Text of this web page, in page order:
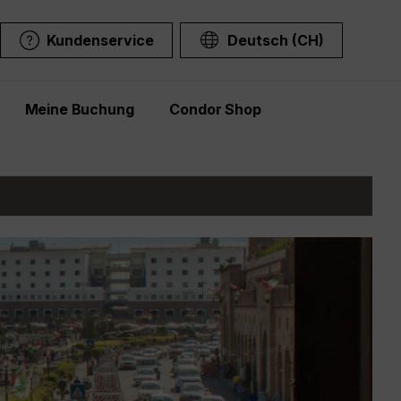
Kundenservice Deutsch (CH)
Meine Buchung Condor Shop